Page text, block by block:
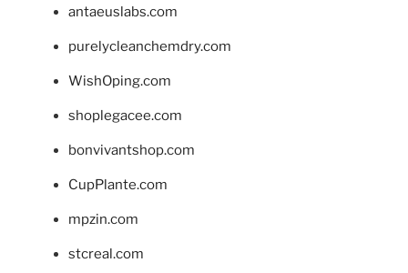
antaeuslabs.com
purelycleanchemdry.com
WishOping.com
shoplegacee.com
bonvivantshop.com
CupPlante.com
mpzin.com
stcreal.com